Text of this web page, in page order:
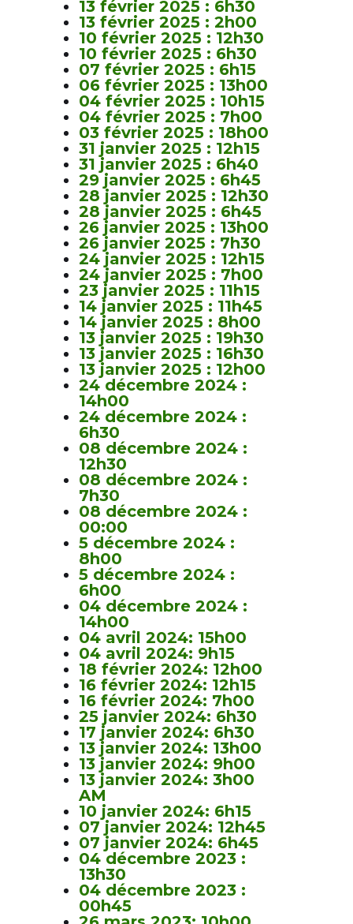
13 février 2025 : 6h30
13 février 2025 : 2h00
10 février 2025 : 12h30
10 février 2025 : 6h30
07 février 2025 : 6h15
06 février 2025 : 13h00
04 février 2025 : 10h15
04 février 2025 : 7h00
03 février 2025 : 18h00
31 janvier 2025 : 12h15
31 janvier 2025 : 6h40
29 janvier 2025 : 6h45
28 janvier 2025 : 12h30
28 janvier 2025 : 6h45
26 janvier 2025 : 13h00
26 janvier 2025 : 7h30
24 janvier 2025 : 12h15
24 janvier 2025 : 7h00
23 janvier 2025 : 11h15
14 janvier 2025 : 11h45
14 janvier 2025 : 8h00
13 janvier 2025 : 19h30
13 janvier 2025 : 16h30
13 janvier 2025 : 12h00
24 décembre 2024 :
14h00
24 décembre 2024 :
6h30
08 décembre 2024 :
12h30
08 décembre 2024 :
7h30
08 décembre 2024 :
00:00
5 décembre 2024 :
8h00
5 décembre 2024 :
6h00
04 décembre 2024 :
14h00
04 avril 2024: 15h00
04 avril 2024: 9h15
18 février 2024: 12h00
16 février 2024: 12h15
16 février 2024: 7h00
25 janvier 2024: 6h30
17 janvier 2024: 6h30
13 janvier 2024: 13h00
13 janvier 2024: 9h00
13 janvier 2024: 3h00
AM
10 janvier 2024: 6h15
07 janvier 2024: 12h45
07 janvier 2024: 6h45
04 décembre 2023 :
13h30
04 décembre 2023 :
00h45